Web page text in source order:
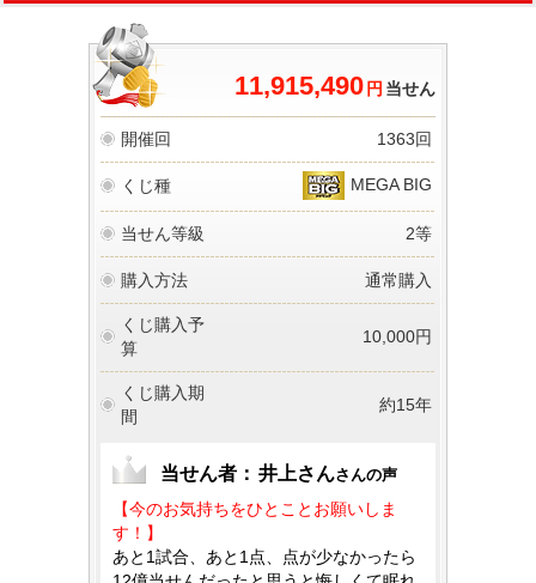
11,915,490 円 当せん
開催回 1363回
くじ種 MEGA BIG
当せん等級 2等
購入方法 通常購入
くじ購入予
算
10,000円
くじ購入期
間
約15年
当せん者： 井上さんさんの声
【今のお気持ちをひとことお願いしま
す！】
あと1試合、あと1点、点が少なかったら